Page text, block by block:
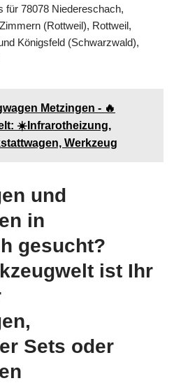
für 78078 Niedereschach,
(Rottweil), Rottweil,
Königsfeld (Schwarzwald),
Metzingen - 🔥
☀️Infrarotheizung,
Werkzeug
und
in
gesucht?
ist Ihr
Sets oder